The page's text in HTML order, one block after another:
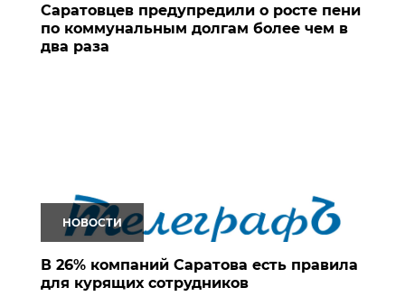
Саратовцев предупредили о росте пени
по коммунальным долгам более чем в
два раза
НОВОСТИ
В 26% компаний Саратова есть правила
для курящих сотрудников